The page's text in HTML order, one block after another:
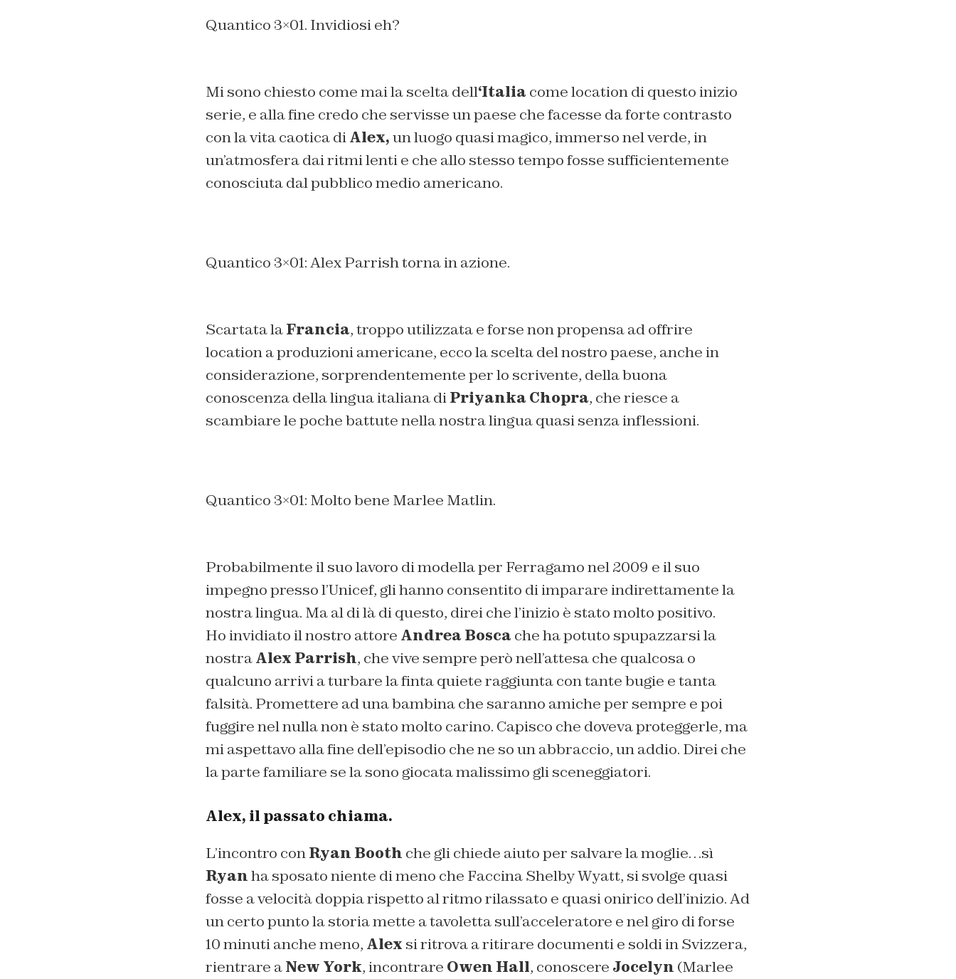
Quantico 3×01. Invidiosi eh?
Mi sono chiesto come mai la scelta dell‘Italia come location di questo inizio
serie, e alla fine credo che servisse un paese che facesse da forte contrasto
con la vita caotica diAlex,un luogo quasi magico, immerso nel verde, in
un’atmosfera dai ritmi lenti e che allo stesso tempo fosse sufficientemente
conosciuta dal pubblico medio americano.
Quantico 3×01: Alex Parrish torna in azione.
Scartata laFrancia, troppo utilizzata e forse non propensa ad offrire
location a produzioni americane, ecco la scelta del nostro paese, anche in
considerazione, sorprendentemente per lo scrivente, della buona
conoscenza della lingua italiana diPriyanka Chopra, che riesce a
scambiare le poche battute nella nostra lingua quasi senza inflessioni.
Quantico 3×01: Molto bene Marlee Matlin.
Probabilmente il suo lavoro di modella per Ferragamo nel 2009 e il suo
impegno presso l’Unicef, gli hanno consentito di imparare indirettamente la
nostra lingua. Ma al di là di questo, direi che l’inizio è stato molto positivo.
Ho invidiato il nostro attore Andrea Bosca che ha potuto spupazzarsi la
nostraAlex Parrish, che vive sempre però nell’attesa che qualcosa o
qualcuno arrivi a turbare la finta quiete raggiunta con tante bugie e tanta
falsità. Promettere ad una bambina che saranno amiche per sempre e poi
fuggire nel nulla non è stato molto carino. Capisco che doveva proteggerle, ma
mi aspettavo alla fine dell’episodio che ne so un abbraccio, un addio. Direi che
la parte familiare se la sono giocata malissimo gli sceneggiatori.
Alex, il passato chiama.
L’incontro conRyan Booth che gli chiede aiuto per salvare la moglie…sì
Ryanha sposato niente di meno che Faccina Shelby Wyatt, si svolge quasi
fosse a velocità doppia rispetto al ritmo rilassato e quasi onirico dell’inizio. Ad
un certo punto la storia mette a tavoletta sull’acceleratore e nel giro di forse
10 minuti anche meno, Alex si ritrova a ritirare documenti e soldi in Svizzera,
rientrare aNew York, incontrare Owen Hall, conoscere Jocelyn (Marlee